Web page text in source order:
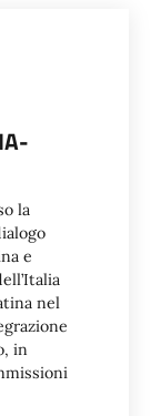
la
e
nel
in